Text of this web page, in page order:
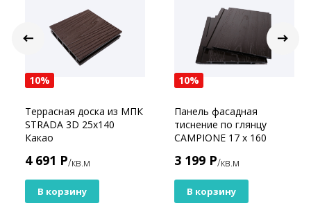
10%
Террасная доска из МПК
STRADA 3D 25x140
Какао
4 691 Р/кв.м
В корзину
10%
Панель фасадная
тиснение по глянцу
CAMPIONE 17 х 160
3 199 Р/кв.м
В корзину